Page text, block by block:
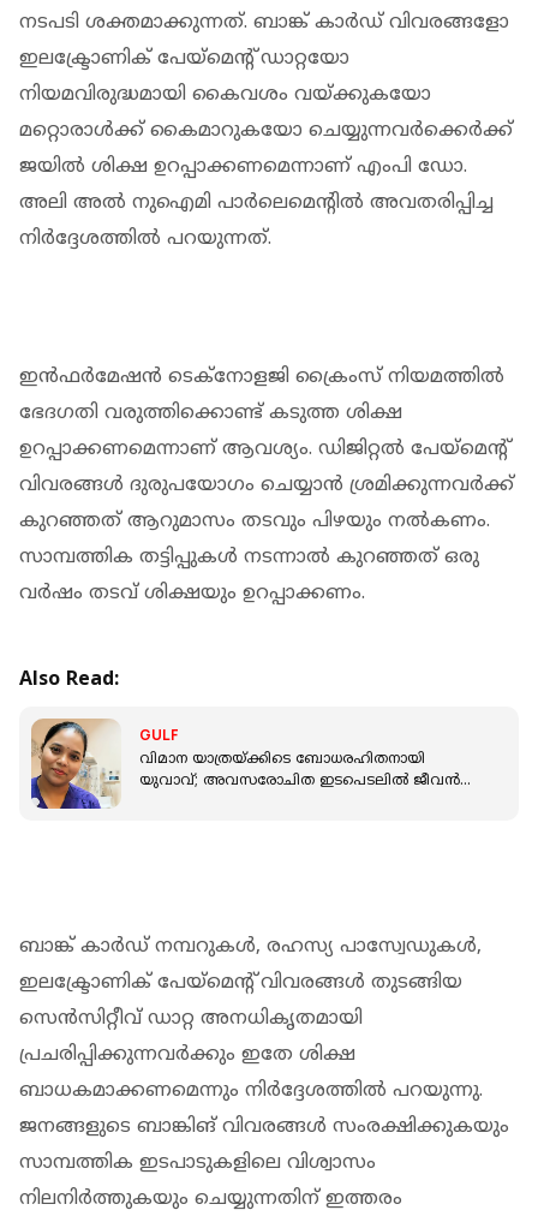
നടപടി ശക്തമാക്കുന്നത്. ബാങ്ക് കാര്‍ഡ് വിവരങ്ങളോ
ഇലക്ട്രോണിക് പേയ്‌മെന്റ് ഡാറ്റയോ
നിയമവിരുദ്ധമായി കൈവശം വയ്ക്കുകയോ
മറ്റൊരാള്‍ക്ക് കൈമാറുകയോ ചെയ്യുന്നവര്‍ക്കെര്‍ക്ക്
ജയില്‍ ശിക്ഷ ഉറപ്പാക്കണമെന്നാണ് എംപി ഡോ.
അലി അല്‍ നുഐമി പാര്‍ലെമെന്റില്‍ അവതരിപ്പിച്ച
നിര്‍ദ്ദേശത്തില്‍ പറയുന്നത്.
ഇന്‍ഫര്‍മേഷന്‍ ടെക്‌നോളജി ക്രൈംസ് നിയമത്തില്‍
ഭേദഗതി വരുത്തിക്കൊണ്ട് കടുത്ത ശിക്ഷ
ഉറപ്പാക്കണമെന്നാണ് ആവശ്യം. ഡിജിറ്റല്‍ പേയ്‌മെന്റ്
വിവരങ്ങള്‍ ദുരുപയോഗം ചെയ്യാന്‍ ശ്രമിക്കുന്നവര്‍ക്ക്
കുറഞ്ഞത് ആറുമാസം തടവും പിഴയും നല്‍കണം.
സാമ്പത്തിക തട്ടിപ്പുകള്‍ നടന്നാല്‍ കുറഞ്ഞത് ഒരു
വര്‍ഷം തടവ് ശിക്ഷയും ഉറപ്പാക്കണം.
Also Read:
GULF
വിമാന യാത്രയ്ക്കിടെ ബോധരഹിതനായി
യുവാവ്; അവസരോചിത ഇടപെടലിൽ ജീവൻ
ബാങ്ക് കാര്‍ഡ് നമ്പറുകള്‍, രഹസ്യ പാസ്വേഡുകള്‍,
ഇലക്ട്രോണിക് പേയ്‌മെന്റ് വിവരങ്ങള്‍ തുടങ്ങിയ
സെന്‍സിറ്റീവ് ഡാറ്റ അനധികൃതമായി
പ്രചരിപ്പിക്കുന്നവര്‍ക്കും ഇതേ ശിക്ഷ
ബാധകമാക്കണമെന്നും നിര്‍ദ്ദേശത്തില്‍ പറയുന്നു.
ജനങ്ങളുടെ ബാങ്കിങ് വിവരങ്ങള്‍ സംരക്ഷിക്കുകയും
സാമ്പത്തിക ഇടപാടുകളിലെ വിശ്വാസം
നിലനിര്‍ത്തുകയും ചെയ്യുന്നതിന് ഇത്തരം